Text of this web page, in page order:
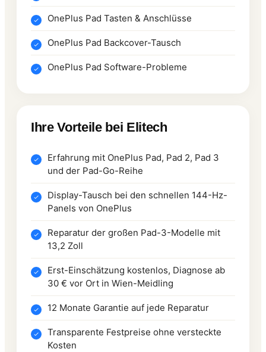
OnePlus Pad Tasten & Anschlüsse
OnePlus Pad Backcover-Tausch
OnePlus Pad Software-Probleme
Ihre Vorteile bei Elitech
Erfahrung mit OnePlus Pad, Pad 2, Pad 3
und der Pad-Go-Reihe
Display-Tausch bei den schnellen 144-Hz-
Panels von OnePlus
Reparatur der großen Pad-3-Modelle mit
13,2 Zoll
Erst-Einschätzung kostenlos, Diagnose ab
30 € vor Ort in Wien-Meidling
12 Monate Garantie auf jede Reparatur
Transparente Festpreise ohne versteckte
Kosten